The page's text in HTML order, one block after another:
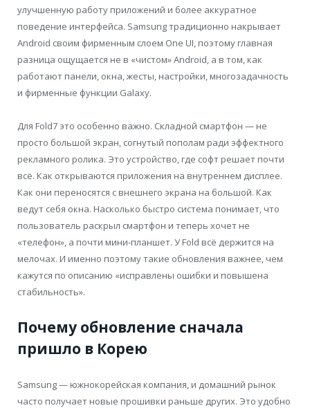
улучшенную работу приложений и более аккуратное
поведение интерфейса. Samsung традиционно накрывает
Android своим фирменным слоем One UI, поэтому главная
разница ощущается не в «чистом» Android, а в том, как
работают панели, окна, жесты, настройки, многозадачность
и фирменные функции Galaxy.
Для Fold7 это особенно важно. Складной смартфон — не
просто большой экран, согнутый пополам ради эффектного
рекламного ролика. Это устройство, где софт решает почти
всё. Как открываются приложения на внутреннем дисплее.
Как они переносятся с внешнего экрана на большой. Как
ведут себя окна. Насколько быстро система понимает, что
пользователь раскрыл смартфон и теперь хочет не
«телефон», а почти мини-планшет. У Fold всё держится на
мелочах. И именно поэтому такие обновления важнее, чем
кажутся по описанию «исправлены ошибки и повышена
стабильность».
Почему обновление сначала
пришло в Корею
Samsung — южнокорейская компания, и домашний рынок
часто получает новые прошивки раньше других. Это удобно